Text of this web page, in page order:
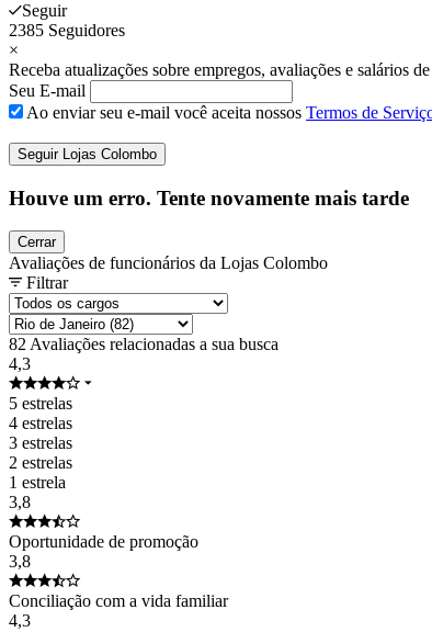
Seguir
2385 Seguidores
×
Receba atualizações sobre empregos, avaliações e salários
Seu E-mail
Ao enviar seu e-mail você aceita nossos Termos de
Seguir Lojas Colombo
Houve um erro. Tente novamente mais tarde
Cerrar
Avaliações de funcionários da Lojas Colombo
Filtrar
82 Avaliações relacionadas a sua busca
4,3
5 estrelas
4 estrelas
3 estrelas
2 estrelas
1 estrela
3,8
Oportunidade de promoção
3,8
Conciliação com a vida familiar
4,3